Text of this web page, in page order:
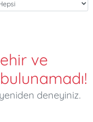
ve
deneyiniz.